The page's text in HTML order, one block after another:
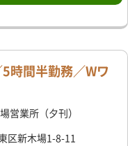
時間半勤務／Wワ
営業所（夕刊）
区新木場1-8-11